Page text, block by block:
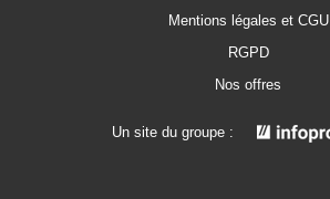
Mentions légales et CGU
RGPD
Nos offres
Un site du groupe :